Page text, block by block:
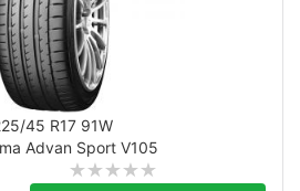
45 R17 91W
Advan Sport V105